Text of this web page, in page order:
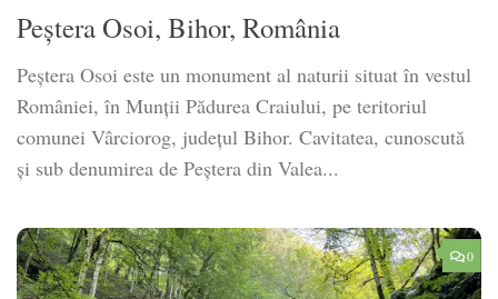
Peștera Osoi, Bihor, România
Peștera Osoi este un monument al naturii situat în vestul
României, în Munții Pădurea Craiului, pe teritoriul
comunei Vârciorog, județul Bihor. Cavitatea, cunoscută
și sub denumirea de Peștera din Valea...
0